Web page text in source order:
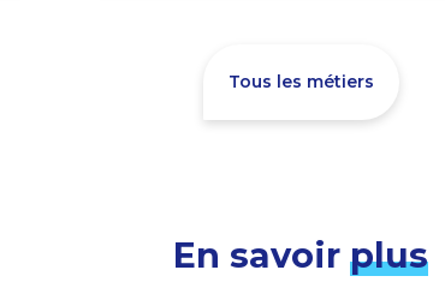
Tous les métiers
En savoir plus